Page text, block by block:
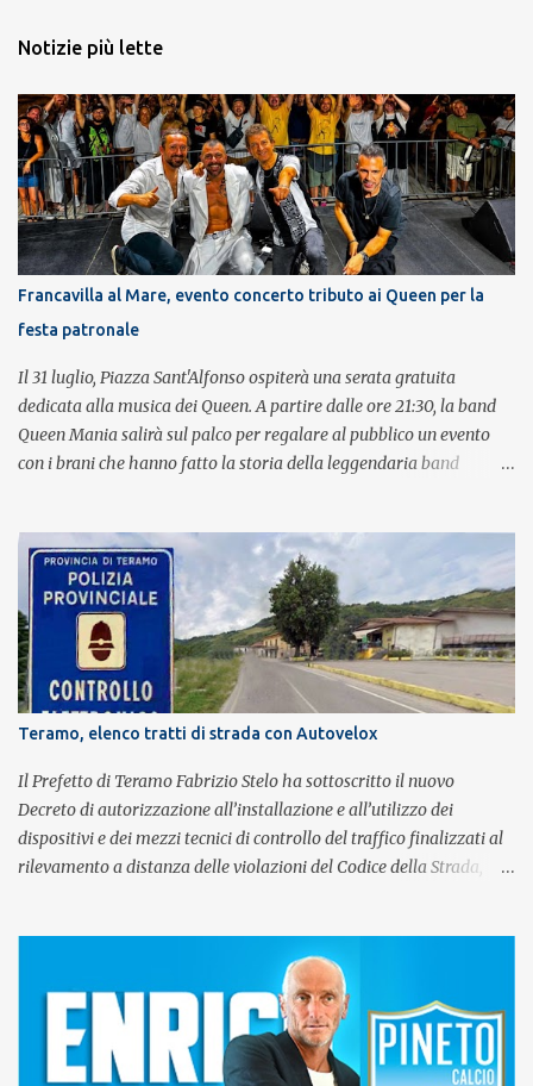
Notizie più lette
Francavilla al Mare, evento concerto tributo ai Queen per la
festa patronale
Il 31 luglio, Piazza Sant'Alfonso ospiterà una serata gratuita
dedicata alla musica dei Queen. A partire dalle ore 21:30, la band
Queen Mania salirà sul palco per regalare al pubblico un evento
con i brani che hanno fatto la storia della leggendaria band
con grande successo la passione e l'energia del celebre gruppo. Lo
spettacolo si inserisce nell'ambito dei festeggiamenti in onore di
Sant'Alfonso, il santo patrono della città. La formazione sul palco è
composta da Simone Fortuna alla batteria e voce, Fabrizio
Palermo al basso e voce, Tiziano Giampieri alla chitarra e voce, e
Salvo Vinci alla voce. Salvo Vinci è la voce scelta direttamente da
Brian May e Roger Taylor per il musical We Will Rock You.
Teramo, elenco tratti di strada con Autovelox
Il Prefetto di Teramo Fabrizio Stelo ha sottoscritto il nuovo
Decreto di autorizzazione all’installazione e all’utilizzo dei
dispositivi e dei mezzi tecnici di controllo del traffico finalizzati al
rilevamento a distanza delle violazioni del Codice della Strada,
tratti di strada del territorio provinciale sui quali sarà possibile
effettuare la contestazione differita della violazione accertata
mediante l’utilizzo dei dispositivi di rilevamento delle infrazioni
del C.d.S., in particolare del superamento dei limiti di velocità. Il
provvedimento, spiega il Prefetto, è stato emanato a seguito del